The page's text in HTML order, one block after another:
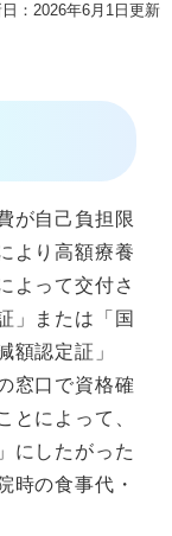
：2026年6月1日更新
が自己負担限
より高額療養
よって交付さ
」または「国
額認定証」
窓口で資格確
とによって、
にしたがった
時の食事代・